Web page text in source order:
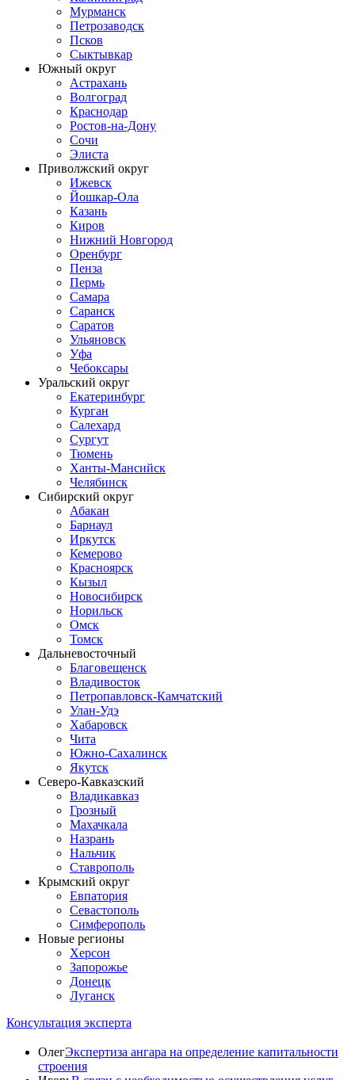
Мурманск
Петрозаводск
Псков
Сыктывкар
Южный округ
Астрахань
Волгоград
Краснодар
Ростов-на-Дону
Сочи
Элиста
Приволжский округ
Ижевск
Йошкар-Ола
Казань
Киров
Нижний Новгород
Оренбург
Пенза
Пермь
Самара
Саранск
Саратов
Ульяновск
Уфа
Чебоксары
Уральский округ
Екатеринбург
Курган
Салехард
Сургут
Тюмень
Ханты-Мансийск
Челябинск
Сибирский округ
Абакан
Барнаул
Иркутск
Кемерово
Красноярск
Кызыл
Новосибирск
Норильск
Омск
Томск
Дальневосточный
Благовещенск
Владивосток
Петропавловск-Камчатский
Улан-Удэ
Хабаровск
Чита
Южно-Сахалинск
Якутск
Северо-Кавказский
Владикавказ
Грозный
Махачкала
Назрань
Нальчик
Ставрополь
Крымский округ
Евпатория
Севастополь
Симферополь
Новые регионы
Херсон
Запорожье
Донецк
Луганск
Консультация эксперта
ОлегЭкспертиза ангара на определение капитальности
строения